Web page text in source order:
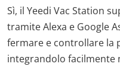
Sì, il Yeedi Vac Station
tramite Alexa e Google
fermare e controllare la
integrandolo facilmente